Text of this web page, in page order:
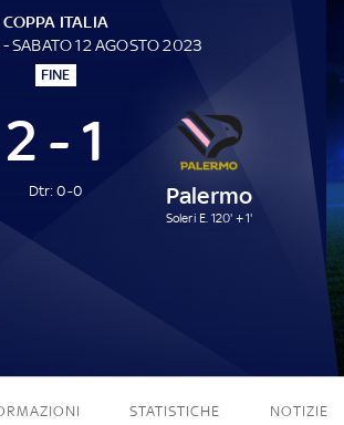
COPPA ITALIA
SABATO 12 AGOSTO 2023
FINE
2 - 1
Dtr: 0-0 Palermo
Soleri E. 120' + 1'
STATISTICHE NOTIZIE